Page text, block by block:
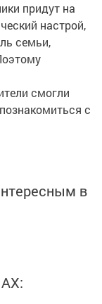
придут на
настрой,
семьи,
смогли
с
в